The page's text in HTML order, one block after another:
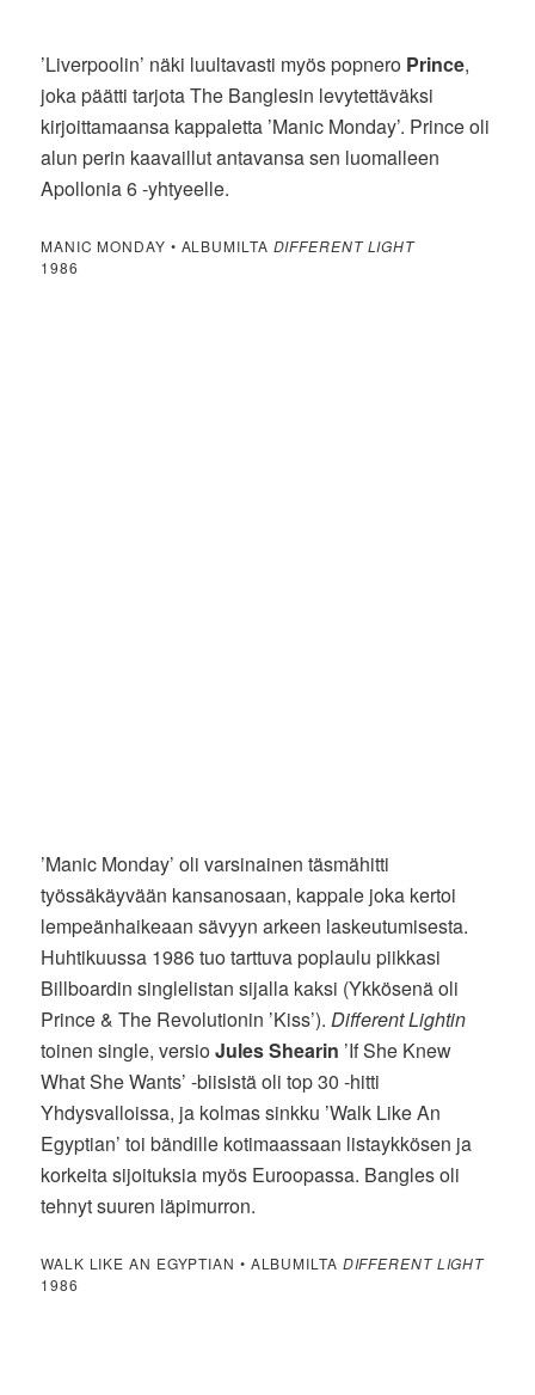
’Liverpoolin’ näki luultavasti myös popnero Prince,
joka päätti tarjota The Banglesin levytettäväksi
kirjoittamaansa kappaletta ’Manic Monday’. Prince oli
alun perin kaavaillut antavansa sen luomalleen
Apollonia 6 -yhtyeelle.
MANIC MONDAY • ALBUMILTA DIFFERENT LIGHT
1986
’Manic Monday’ oli varsinainen täsmähitti
työssäkäyvään kansanosaan, kappale joka kertoi
lempeänhaikeaan sävyyn arkeen laskeutumisesta.
Huhtikuussa 1986 tuo tarttuva poplaulu piikkasi
Billboardin singlelistan sijalla kaksi (Ykkösenä oli
Prince & The Revolutionin ’Kiss’). Different Lightin
toinen single, versioJules Shearin ’If She Knew
What She Wants’ -biisistä oli top 30 -hitti
Yhdysvalloissa, ja kolmas sinkku ’Walk Like An
Egyptian’ toi bändille kotimaassaan listaykkösen ja
korkeita sijoituksia myös Euroopassa. Bangles oli
tehnyt suuren läpimurron.
WALK LIKE AN EGYPTIAN • ALBUMILTA DIFFERENT LIGHT
1986